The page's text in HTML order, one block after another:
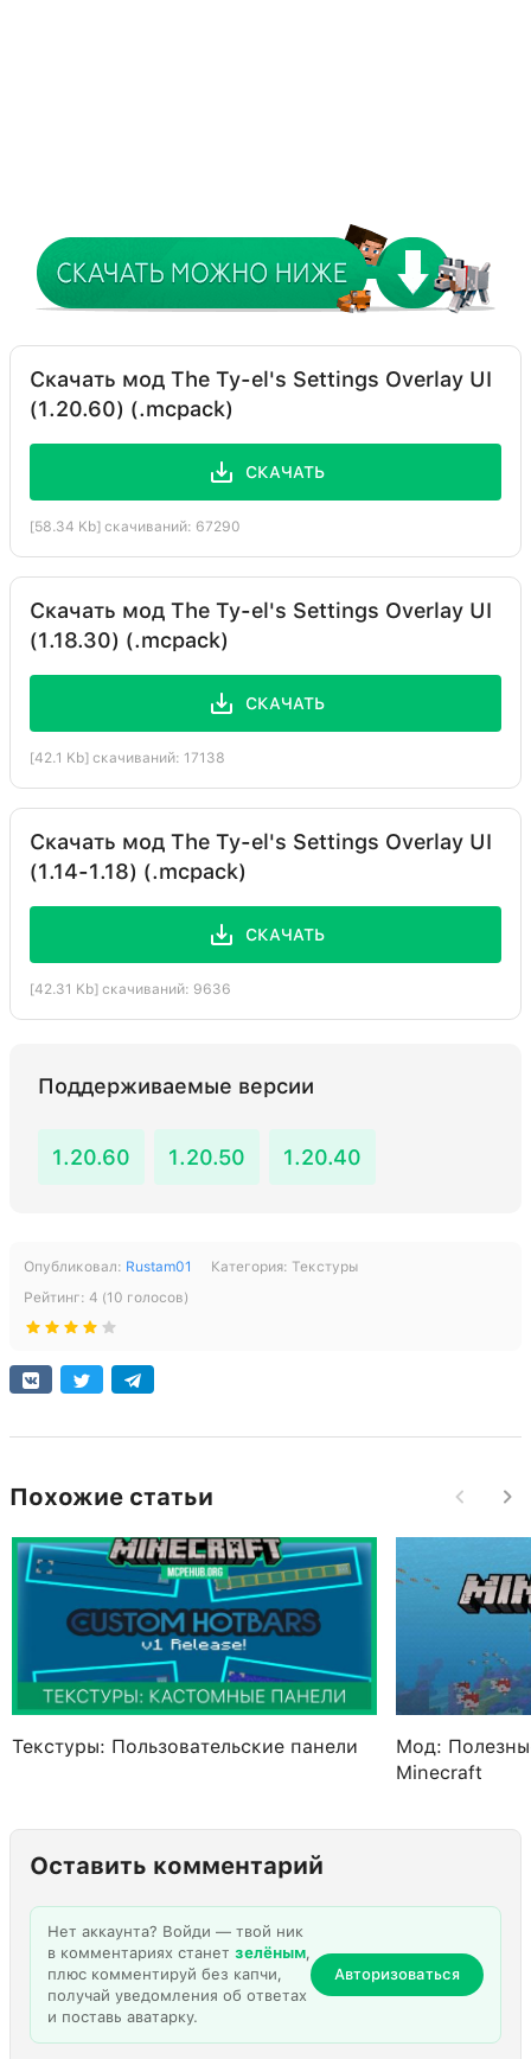
Скачать мод The Ty-el's Settings Overlay UI
(1.20.60) (.mcpack)
СКАЧАТЬ
[58.34 Kb] скачиваний: 67290
Скачать мод The Ty-el's Settings Overlay UI
(1.18.30) (.mcpack)
СКАЧАТЬ
[42.1 Kb] скачиваний: 17138
Скачать мод The Ty-el's Settings Overlay UI
(1.14-1.18) (.mcpack)
СКАЧАТЬ
[42.31 Kb] скачиваний: 9636
Поддерживаемые версии
1.20.60 1.20.50 1.20.40
Опубликовал: Rustam01 Категория: Текстуры
Рейтинг: 4 (10 голосов)
Похожие статьи
Текстуры: Пользовательские панели
Мод:
Minecraft
Оставить комментарий
Нет аккаунта? Войди — твой ник
в комментариях станет зелёным,
плюс комментируй без капчи,
получай уведомления об ответах
и поставь аватарку.
Авторизоваться